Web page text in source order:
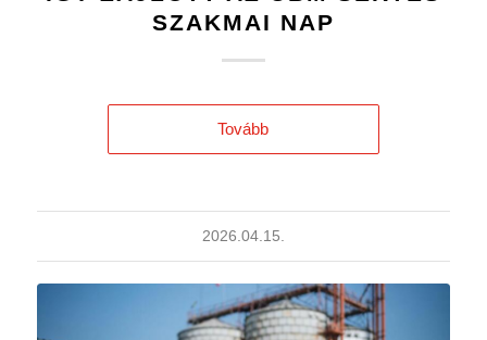
SZAKMAI NAP
Tovább
2026.04.15.